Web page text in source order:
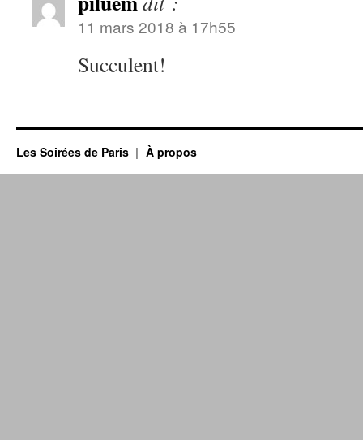
11 mars 2018 à 17h55
Succulent!
Les Soirées de Paris À propos